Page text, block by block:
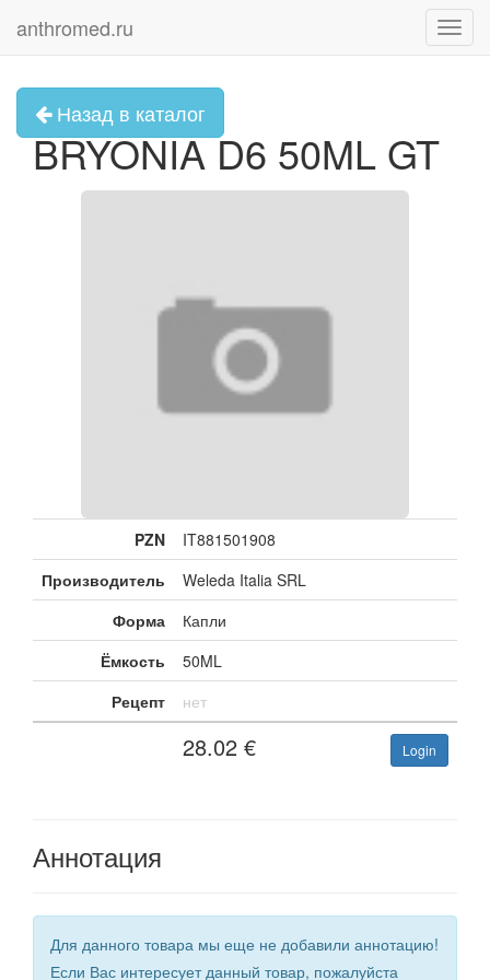
anthromed.ru
Назад в каталог
BRYONIA D6 50ML GT
PZN
IT881501908
Производитель
Weleda Italia SRL
Форма
Капли
Ёмкость
50ML
Рецепт
нет
28.02 € Login
Аннотация
Для данного товара мы еще не добавили аннотацию!
Если Вас интересует данный товар, пожалуйста